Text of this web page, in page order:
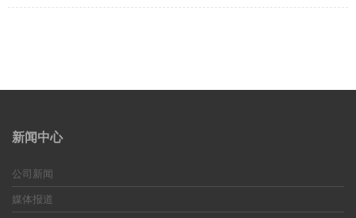
新闻中心
公司新闻
媒体报道